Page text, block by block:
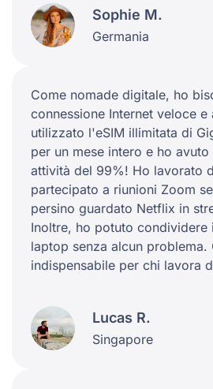
Sophie M.
Germania
Come nomade digitale, ho
connessione Internet veloce
utilizzato l'eSIM illimitata di
per un mese intero e ho
attività del 99%! Ho lavorato
partecipato a riunioni Zoom
persino guardato Netflix in
Inoltre, ho potuto condividere
laptop senza alcun problema.
indispensabile per chi lavora
Lucas R.
Singapore